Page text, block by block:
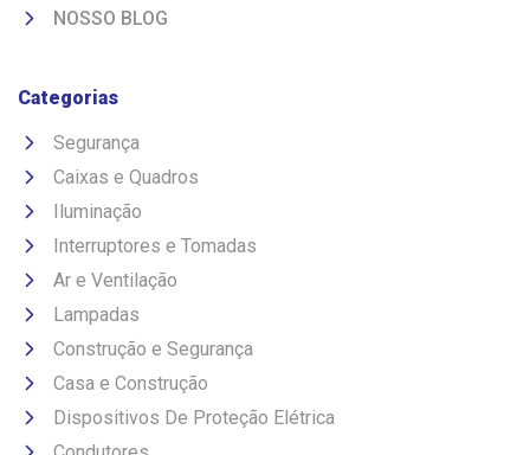
NOSSO BLOG
Categorias
Segurança
Caixas e Quadros
Iluminação
Interruptores e Tomadas
Ar e Ventilação
Lampadas
Construção e Segurança
Casa e Construção
Dispositivos De Proteção Elétrica